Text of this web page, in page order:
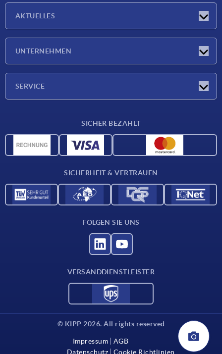
AKTUELLES
UNTERNEHMEN
SERVICE
CAD-Daten
SICHER BEZAHLT
SICHERHEIT & VERTRAUEN
FOLGEN SIE UNS
VERSANDDIENSTLEISTER
© KIPP 2026. All rights reserved
Impressum
AGB
Datenschutz
Cookie Richtlinien